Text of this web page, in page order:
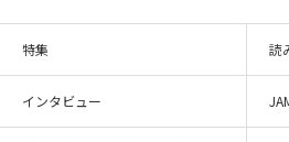
特集 読
インタビュー